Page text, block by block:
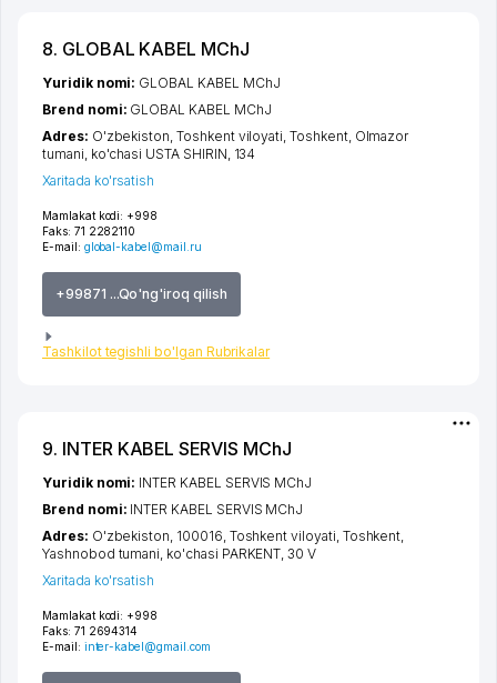
8. GLOBAL KABEL MChJ
Mamlakat kodi: +998
Faks: 71 2282110
E-mail: global-kabel@mail.ru
+99871 ...Qo'ng'iroq qilish
Tashkilot tegishli bo'lgan Rubrikalar
Yuridik nomi: GLOBAL KABEL MChJ
Brend nomi: GLOBAL KABEL MChJ
Adres: O'zbekiston,Toshkent viloyati ,Toshkent, Olmazor
tumani ko'chasi USTA SHIRIN , 134
Xaritada ko'rsatish
9. INTER KABEL SERVIS MChJ
Mamlakat kodi: +998
Faks: 71 2694314
E-mail: inter-kabel@gmail.com
Yuridik nomi: INTER KABEL SERVIS MChJ
Brend nomi: INTER KABEL SERVIS MChJ
Adres: O'zbekiston, 100016, Toshkent viloyati Toshkent
Yashnobod tumani ko'chasi PARKENT , 30 V
Xaritada ko'rsatish